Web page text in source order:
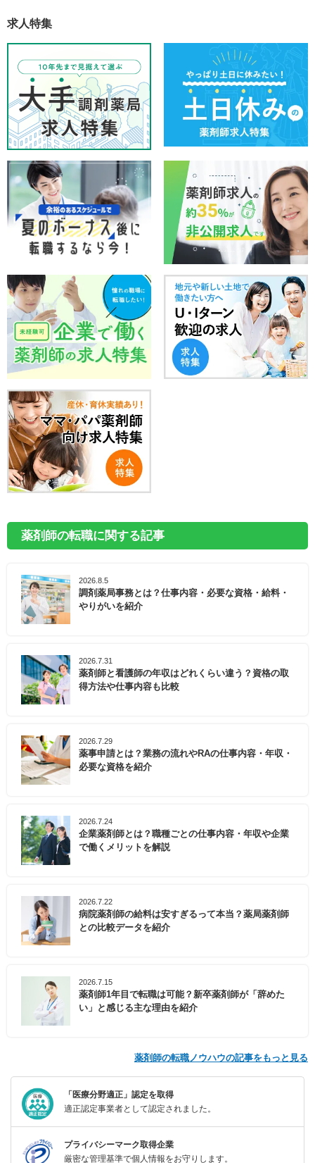
求人特集
薬剤師の転職に関する記事
2026.8.5
調剤薬局事務とは？仕事内容・必要な資格・給料・
やりがいを紹介
2026.7.31
薬剤師と看護師の年収はどれくらい違う？資格の取
得方法や仕事内容も比較
2026.7.29
薬事申請とは？業務の流れやRAの仕事内容・年収・
必要な資格を紹介
2026.7.24
企業薬剤師とは？職種ごとの仕事内容・年収や企業
で働くメリットを解説
2026.7.22
病院薬剤師の給料は安すぎるって本当？薬局薬剤師
との比較データを紹介
2026.7.15
薬剤師1年目で転職は可能？新卒薬剤師が「辞めた
い」と感じる主な理由を紹介
薬剤師の転職ノウハウの記事をもっと見る
「医療分野適正」認定を取得
適正認定事業者として認定されました。
プライバシーマーク取得企業
厳密な管理基準で個人情報をお守りします。